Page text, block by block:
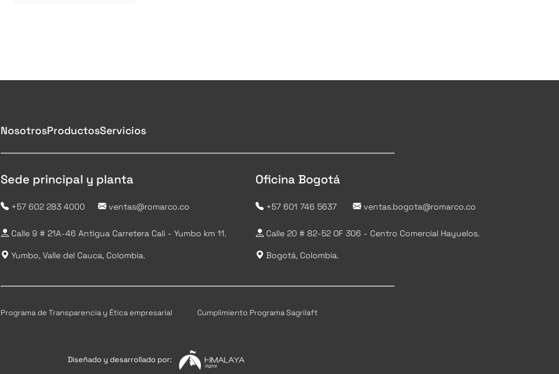
NosotrosProductosServicios
Sede principal y planta
+57 602 283 4000 ventas@romarco.co
Calle 9 # 21A-46 Antigua Carretera Cali - Yumbo km 11.
Yumbo, Valle del Cauca, Colombia.
Oficina Bogotá
+57 601 746 5637 ventas.bogota@romarco.co
Calle 20 # 82-52 OF 306 - Centro Comercial Hayuelos.
Bogotá, Colombia.
Programa de Transparencia y Ética empresarial Cumplimiento Programa Sagrilaft
Diseñado y desarrollado por: